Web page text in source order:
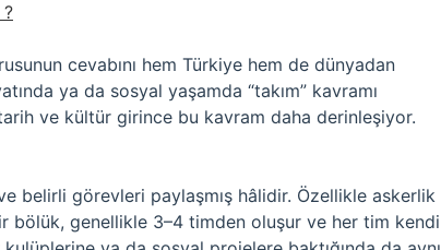
cevabını hem Türkiye hem de dünyadan
ya da sosyal yaşamda “takım” kavramı
ve kültür girince bu kavram daha derinleşiyor.
belirli görevleri paylaşmış hâlidir. Özellikle askerlik
bölük, genellikle 3–4 timden oluşur ve her tim kendi